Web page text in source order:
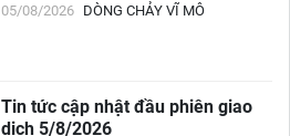
05/08/2026 DÒNG CHẢY VĨ MÔ
Tin tức cập nhật đầu phiên giao
dịch 5/8/2026